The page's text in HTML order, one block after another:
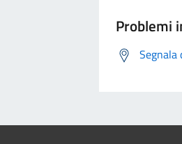
Problemi
Segnala